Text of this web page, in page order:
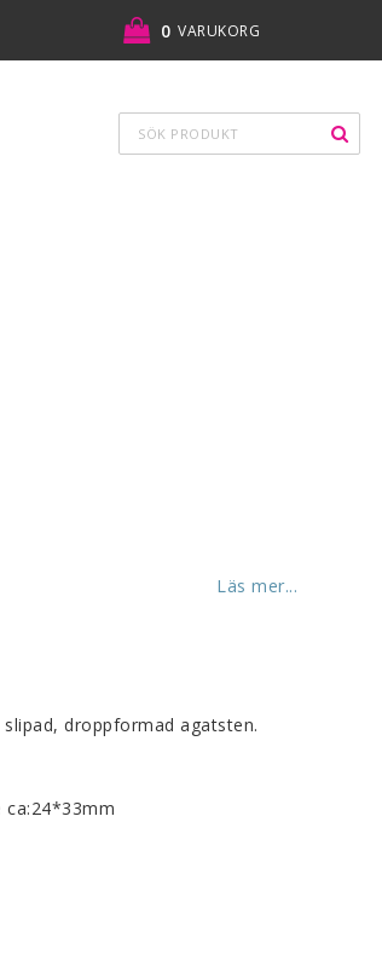
0 VARUKORG
Läs mer...
droppformad agatsten.
ca:24*33mm